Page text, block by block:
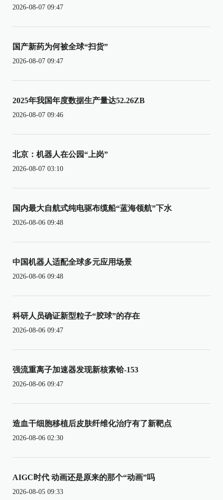
2026-08-07 09:47
国产新药为何被全球“扫货”
2026-08-07 09:47
2025年我国年度数据生产量达52.26ZB
2026-08-07 09:46
北京：机器人在公园“上岗”
2026-08-07 03:10
国内最大自航式纯电驱布缆船“蓝海领航”下水
2026-08-06 09:48
中国机器人适配全球多元应用场景
2026-08-06 09:48
科研人员确证新型粒子“胶球”的存在
2026-08-06 09:47
强流重离子加速器发现新核素铪-153
2026-08-06 09:47
造血干细胞移植后皮肤纤维化治疗有了新靶点
2026-08-06 02:30
AIGC时代 动画还是原来的那个“动画”吗
2026-08-05 09:33